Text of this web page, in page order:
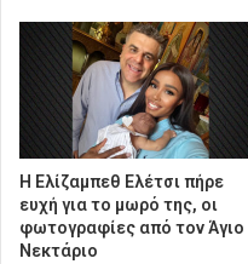
Η Ελίζαμπεθ Ελέτσι πήρε
ευχή για το μωρό της, οι
φωτογραφίες από τον Άγιο
Νεκτάριο